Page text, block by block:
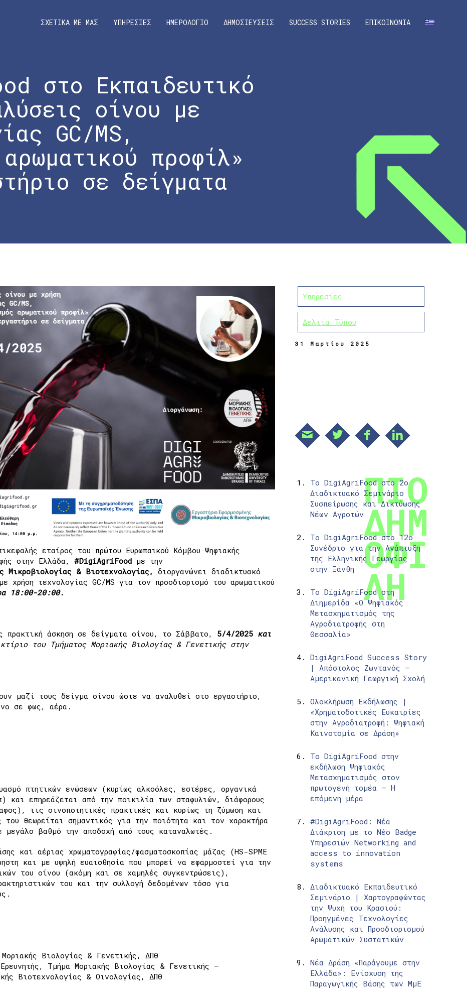
ΣΧΕΤΙΚΑ ΜΕ ΜΑΣ ΥΠΗΡΕΣΙΕΣ ΗΜΕΡΟΛΟΓΙΟ ΔΗΜΟΣΙΕΥΣΕΙΣ SUCCESS STORIES ΕΠΙΚΟΙΝΩΝΙΑ
στο Εκπαιδευτικό
οίνου με
GC/MS,
προφίλ»
σε δείγματα
εταίρος του πρώτου Ευρωπαϊκού Κόμβου Ψηφιακής
στην Ελλάδα, #DigiAgriFood με την
Μικροβιολογίας & Βιοτεχνολογίας, διοργανώνει διαδικτυακό
χρήση τεχνολογίας GC/MS για τον προσδιορισμό του αρωματικού
18:00-20:00.
πρακτική άσκηση σε δείγματα οίνου, το Σάββατο, 5/4/2025 και
του Τμήματος Μοριακής Βιολογίας & Γενετικής στην
μαζί τους δείγμα οίνου ώστε να αναλυθεί στο εργαστήριο,
σε φως, αέρα.
πτητικών ενώσεων (κυρίως αλκοόλες, εστέρες, οργανικά
επηρεάζεται από την ποικιλία των σταφυλιών, διάφορους
τις οινοποιητικές πρακτικές και κυρίως τη ζύμωση και
θεωρείται σημαντικός για την ποιότητα και τον χαρακτήρα
βαθμό την αποδοχή από τους καταναλωτές.
και αέριας χρωματογραφίας/φασματοσκοπίας μάζας (HS-SPME
και με υψηλή ευαισθησία που μπορεί να εφαρμοστεί για την
του οίνου (ακόμη και σε χαμηλές συγκεντρώσεις),
του και την συλλογή δεδομένων τόσο για
Βιολογίας & Γενετικής, ΔΠΘ
Τμήμα Μοριακής Βιολογίας & Γενετικής –
Βιοτεχνολογίας & Οινολογίας, ΔΠΘ
Υπηρεσίες
Δελτία Τύπου
31 Μαρτίου 2025
Το DigiAgriFood στο 2ο
Διαδικτυακό Σεμινάριο
Συσπείρωσης και Δικτύωσης
Νέων Αγροτών
Το DigiAgriFood στο 12ο
Συνέδριο για την Ανάπτυξη
της Ελληνικής Γεωργίας
στην Ξάνθη
Το DigiAgriFood στη
Διημερίδα «Ο Ψηφιακός
Μετασχηματισμός της
Αγροδιατροφής στη
Θεσσαλία»
DigiAgriFood Success Story
| Απόστολος Ζωντανός –
Αμερικανική Γεωργική Σχολή
Ολοκλήρωση Εκδήλωσης |
«Χρηματοδοτικές Ευκαιρίες
στην Αγροδιατροφή: Ψηφιακή
Καινοτομία σε Δράση»
Το DigiAgriFood στην
εκδήλωση Ψηφιακός
Μετασχηματισμός στον
πρωτογενή τομέα – Η
επόμενη μέρα
#DigiAgriFood: Νέα
Διάκριση με το Νέο Badge
Υπηρεσιών Networking and
access to innovation
systems
Διαδικτυακό Εκπαιδευτικό
Σεμινάριο | Χαρτογραφώντας
την Ψυχή του Κρασιού:
Προηγμένες Τεχνολογίες
Ανάλυσης και Προσδιορισμού
Αρωματικών Συστατικών
Νέα Δράση «Παράγουμε στην
Ελλάδα»: Ενίσχυση της
Παραγωγικής Βάσης των ΜμΕ